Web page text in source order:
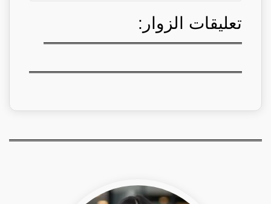
تعليقات الزوار: